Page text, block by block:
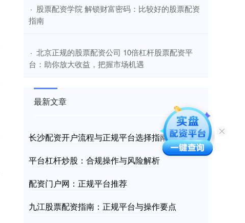
· ​股票配资学院 解锁财富密码：比较好的股票配资
指南
· ​北京正规的股票配资公司 10倍杠杆股票配资平
台：助你放大收益，把握市场机遇
最新文章
长沙配资开户流程与正规平台选择指南
平台杠杆炒股：合规操作与风险解析
配资门户网：正规平台推荐
九江股票配资指南：正规平台与操作要点